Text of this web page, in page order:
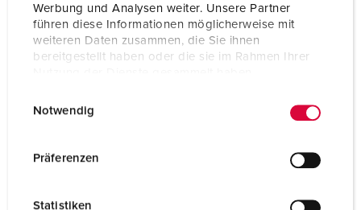
Werbung und Analysen weiter. Unsere Partner
führen diese Informationen möglicherweise mit
weiteren Daten zusammen, die Sie ihnen
bereitgestellt haben oder die sie im Rahmen Ihrer
Notwendig
Präferenzen
Statistiken
Contactdooscombinaties in de mijnbouw